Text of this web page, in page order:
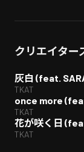
クリエイター
灰白 (feat.
TKAT
TKAT
花が咲く日
TKAT